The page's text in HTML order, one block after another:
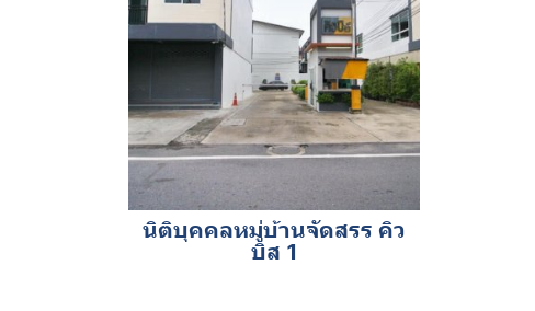
นิติบุคคลหมู่บ้านจัดสรร คิว
บิส 1